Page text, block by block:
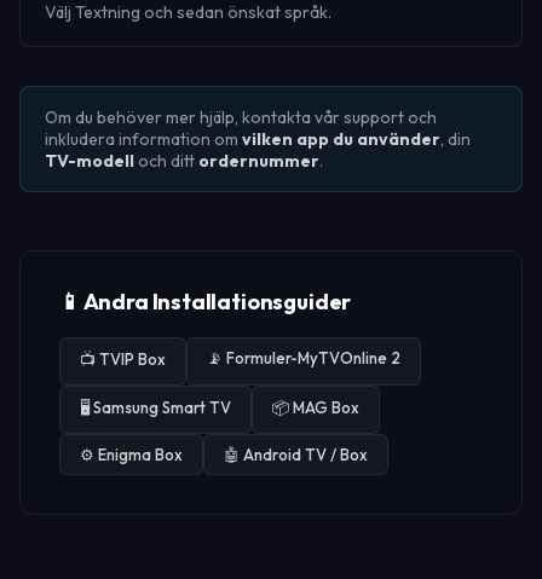
Välj Textning och sedan önskat språk.
Om du behöver mer hjälp, kontakta vår support och
inkludera information om vilken app du använder, din
TV-modelloch ditt ordernummer.
📱 Andra Installationsguider
📺 TVIP Box 📡 Formuler-MyTVOnline 2
🖥️Samsung Smart TV 📦MAG Box
⚙️ Enigma Box 🤖 Android TV / Box